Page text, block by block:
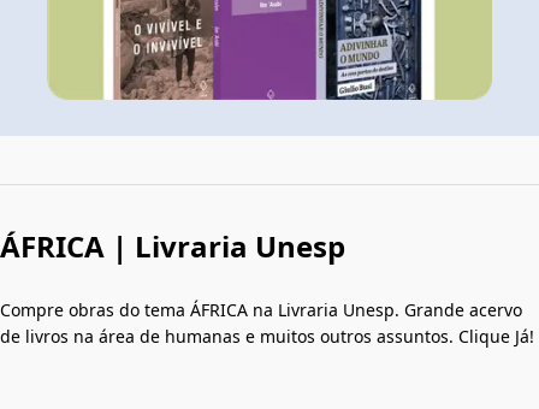
ÁFRICA | Livraria Unesp
Compre obras do tema ÁFRICA na Livraria Unesp. Grande acervo
de livros na área de humanas e muitos outros assuntos. Clique Já!